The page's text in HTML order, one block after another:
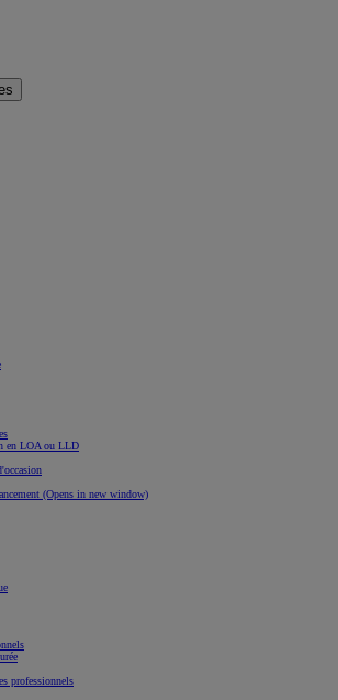
en LOA ou LLD
(Opens in new window)
professionnels